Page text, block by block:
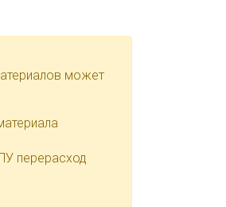
может
перерасход